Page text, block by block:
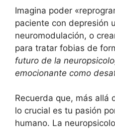
Imagina poder
paciente con depresión
neuromodulación, o
para tratar fobias de
futuro de la
emocionante como
Recuerda que, más allá
lo crucial es tu pasión
humano. La